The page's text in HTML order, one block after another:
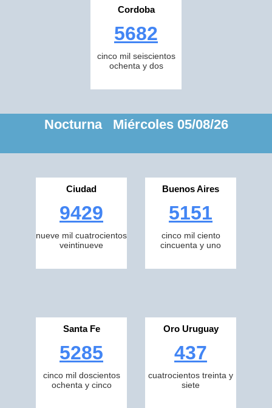
Cordoba
5682
cinco mil seiscientos
ochenta y dos
Nocturna Miércoles 05/08/26
Ciudad
9429
nueve mil cuatrocientos
veintinueve
Buenos Aires
5151
cinco mil ciento
cincuenta y uno
Santa Fe
5285
cinco mil doscientos
ochenta y cinco
Oro Uruguay
437
cuatrocientos treinta y
siete